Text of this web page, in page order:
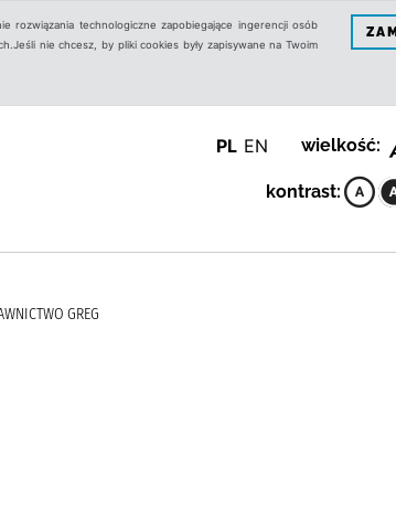
rozwiązania technologiczne zapobiegające ingerencji osób
nie chcesz, by pliki cookies były zapisywane na Twoim
PL EN wielkość:
kontrast:
GREG